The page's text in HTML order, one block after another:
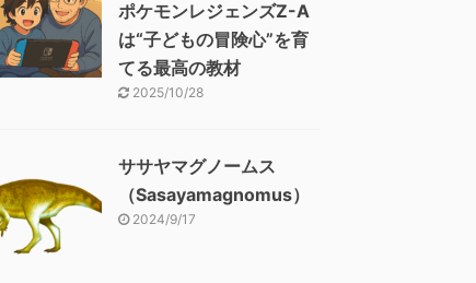
ポケモンレジェンズZ-A
は“子どもの冒険心”を育
てる最高の教材
2025/10/28
ササヤマグノームス
（Sasayamagnomus）
2024/9/17